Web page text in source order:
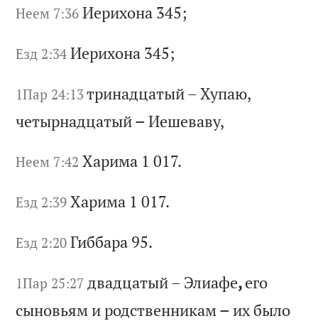
Неем 7:36 Иерихона 345;
Езд 2:34 Иерихона 345;
1Пар 24:13тринадцатый–Хупаю,
четырнадцатый– Иешеваву,
Неем 7:42 Харима 1 017.
Езд 2:39 Харима 1 017.
Езд 2:20 Гиббара 95.
1Пар 25:27 двадцатый– Элиафе,его
сыновьям иродственникам – их было